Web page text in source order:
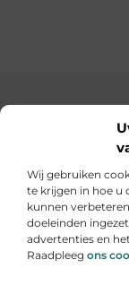
Wij gebruiken
te krijgen in hoe u
kunnen
doeleinden
advertenties en
Raadpleeg ons
Elke
Praktische